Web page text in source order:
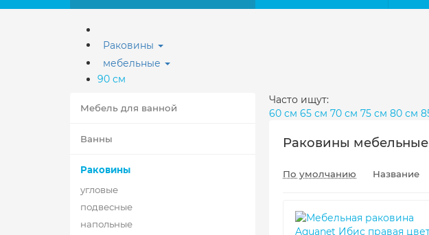
Раковины
мебельные
90 см
Мебель для ванной
Ванны
Раковины
угловые
подвесные
напольные
Часто ищут:
60 см 65 см 70 см 75 см 80 см
Раковины
По умолчанию Название